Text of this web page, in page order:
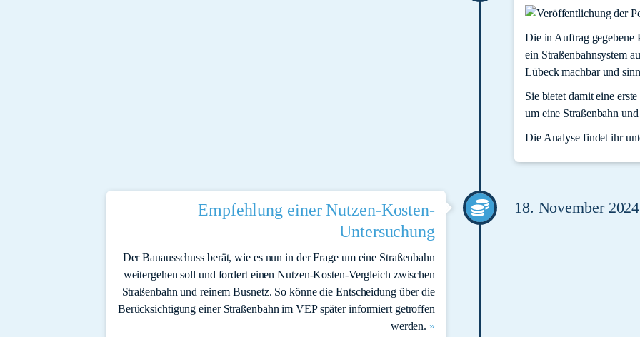
Die in Auftrag gegebene
ein Straßenbahnsystem
Lübeck machbar und
Sie bietet damit eine
um eine Straßenbahn
Die Analyse findet ihr
18. November 2024
Empfehlung einer Nutzen-Kosten-
Untersuchung
Der Bauausschuss berät, wie es nun in der Frage um eine Straßenbahn
weitergehen soll und fordert einen Nutzen-Kosten-Vergleich zwischen
Straßenbahn und reinem Busnetz. So könne die Entscheidung über die
Berücksichtigung einer Straßenbahn im VEP später informiert getroffen
werden. »